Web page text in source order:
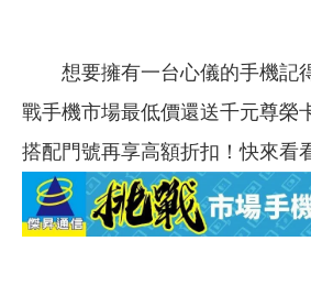
想要擁有一台心儀的手機記
戰手機市場最低價還送千元尊榮
搭配門號再享高額折扣！快來看